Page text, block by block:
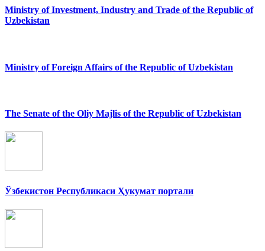
Ministry of Investment, Industry and Trade of the Republic of
Uzbekistan
Ministry of Foreign Affairs of the Republic of Uzbekistan
The Senate of the Oliy Majlis of the Republic of Uzbekistan
Ўзбекистон Республикаси Ҳукумат портали